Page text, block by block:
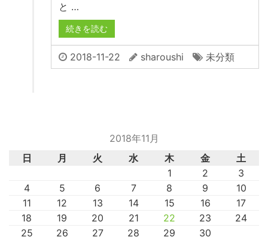
と …
続きを読む
2018-11-22 sharoushi 未分類
2018年11月
日
月 火 水 木 金
土
1
2
3
4
5 6 7 8 9
10
11
12 13 14 15 16
17
18
19 20 21 22 23
24
25
26 27 28 29
30